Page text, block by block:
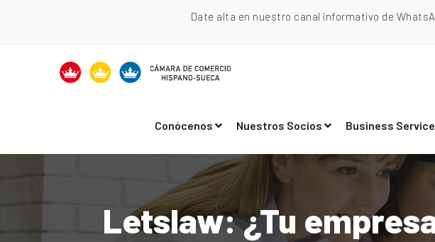
Date alta en nuestro canal informativo de
Conócenos Nuestros Socios Business
Letslaw: ¿Tu